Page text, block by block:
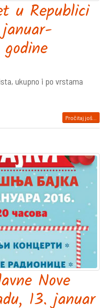
u Republici
ukupno i po vrstama
Pročitaj još...
Nove
13. januar